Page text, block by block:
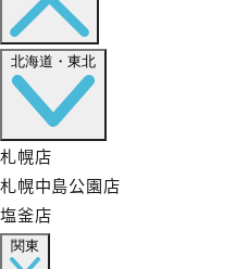
北海道・東北
札幌店
札幌中島公園店
塩釜店
関東